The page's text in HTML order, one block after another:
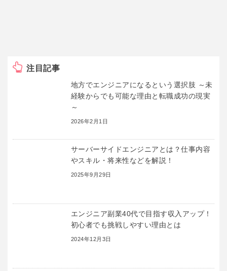
注目記事
地方でエンジニアになるという選択肢 ～未
経験からでも可能な理由と転職成功の現実
～
2026年2月1日
サーバーサイドエンジニアとは？仕事内容
やスキル・将来性などを解説！
2025年9月29日
エンジニア副業40代で目指す収入アップ！
初心者でも挑戦しやすい理由とは
2024年12月3日